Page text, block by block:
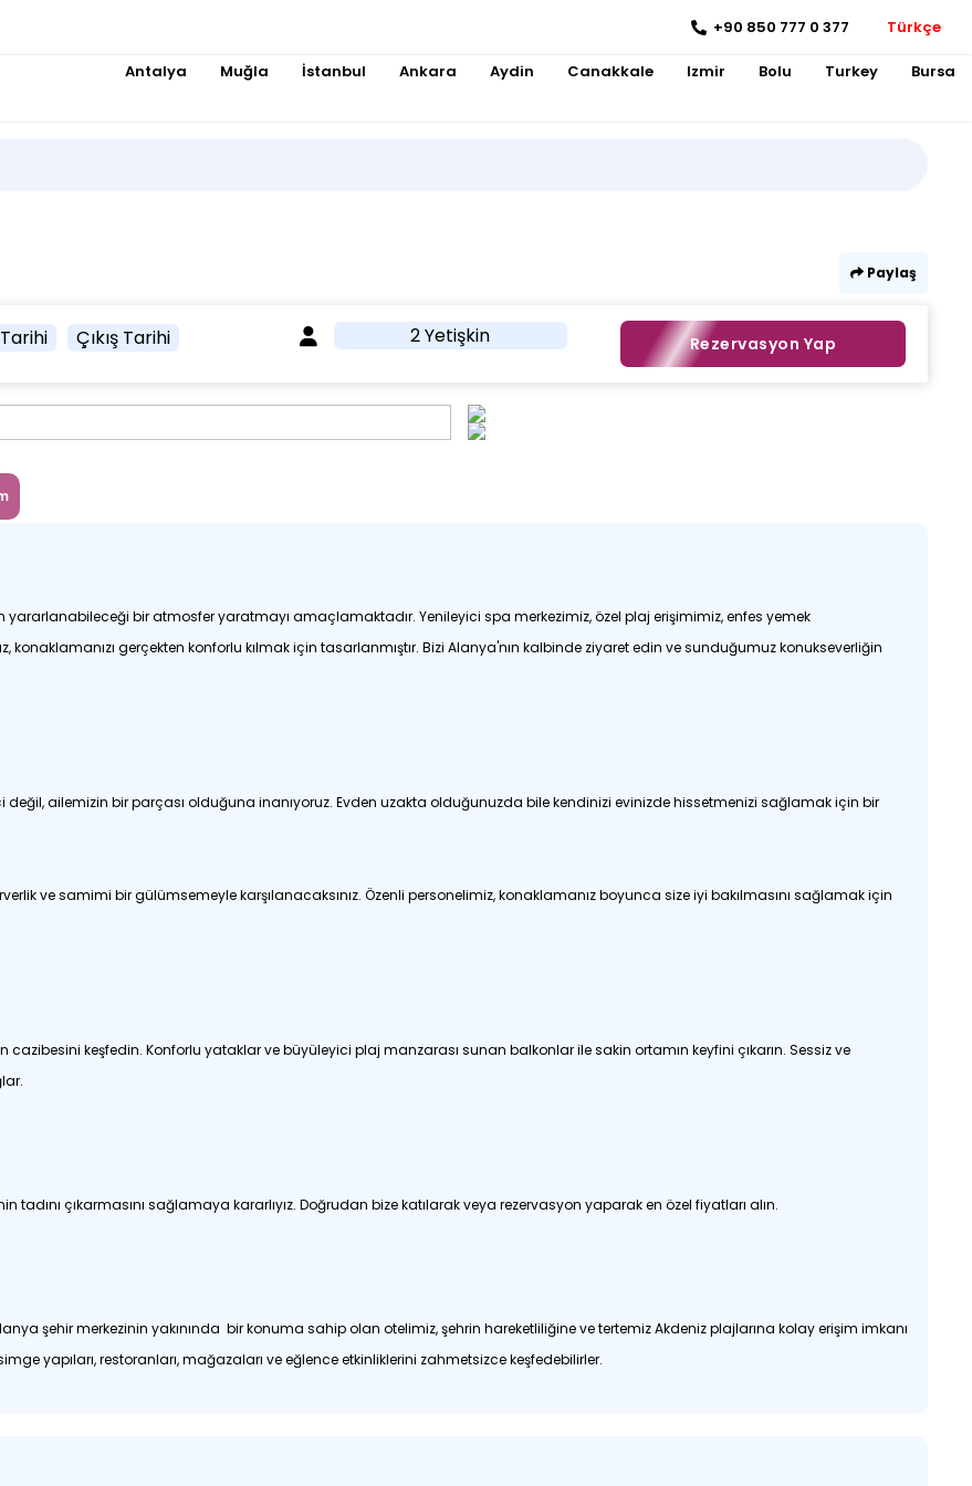
+90 850 777 0 377 Türkçe
Antalya Muğla İstanbul Ankara Aydin Canakkale Izmir Bolu Turkey Bursa
Paylaş
Çıkış Tarihi 2 Yetişkin Rezervasyon Yap
yararlanabileceği bir atmosfer yaratmayı amaçlamaktadır. Yenileyici spa merkezimiz, özel plaj erişimimiz, enfes yemek
konaklamanızı gerçekten konforlu kılmak için tasarlanmıştır. Bizi Alanya'nın kalbinde ziyaret edin ve sunduğumuz konukseverliğin
ailemizin bir parçası olduğuna inanıyoruz. Evden uzakta olduğunuzda bile kendinizi evinizde hissetmenizi sağlamak için bir
ve samimi bir gülümsemeyle karşılanacaksınız. Özenli personelimiz, konaklamanız boyunca size iyi bakılmasını sağlamak için
cazibesini keşfedin. Konforlu yataklar ve büyüleyici plaj manzarası sunan balkonlar ile sakin ortamın keyfini çıkarın. Sessiz ve
çıkarmasını sağlamaya kararlıyız. Doğrudan bize katılarak veya rezervasyon yaparak en özel fiyatları alın.
şehir merkezinin yakınında bir konuma sahip olan otelimiz, şehrin hareketliliğine ve tertemiz Akdeniz plajlarına kolay erişim imkanı
yapıları, restoranları, mağazaları ve eğlence etkinliklerini zahmetsizce keşfedebilirler.